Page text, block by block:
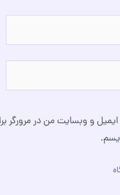
ایمیل و وبسایت من در مرورگر